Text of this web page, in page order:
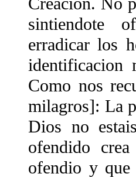
sintiendote
erradicar los
identificacion
Como nos
milagros]: La
Dios no
ofendido
ofendio y que